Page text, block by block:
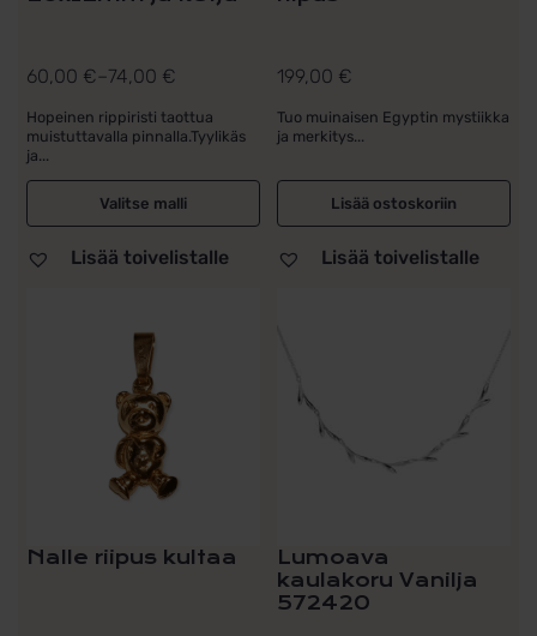
60,00 €–74,00 €
Hintaluokka:
60,00 €
-
74,00 €
Hopeinen rippiristi taottua
muistuttavalla pinnalla.Tyylikäs
ja...
Valitse malli
Lisää toivelistalle
199,00 €
Tuo muinaisen Egyptin mystiikka
ja merkitys...
Lisää ostoskoriin
Lisää toivelistalle
Nalle riipus kultaa
Lumoava
kaulakoru Vanilja
572420
tehdä